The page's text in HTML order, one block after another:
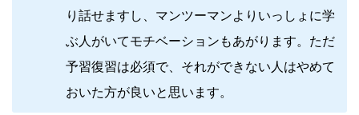
り話せますし、マンツーマンよりいっしょに学
ぶ人がいてモチベーションもあがります。ただ
予習復習は必須で、それができない人はやめて
おいた方が良いと思います。